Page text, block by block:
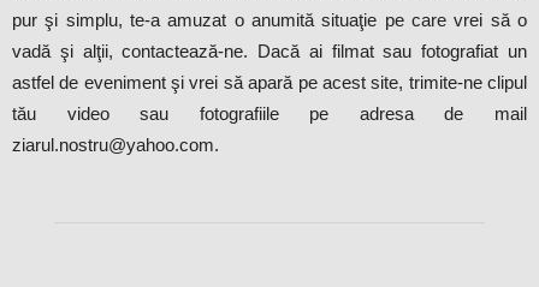
pur şi simplu, te-a amuzat o anumită situaţie pe care vrei să o
vadă şi alţii, contactează-ne. Dacă ai filmat sau fotografiat un
astfel de eveniment şi vrei să apară pe acest site, trimite-ne clipul
tău video sau fotografiile pe adresa de mail
ziarul.nostru@yahoo.com.